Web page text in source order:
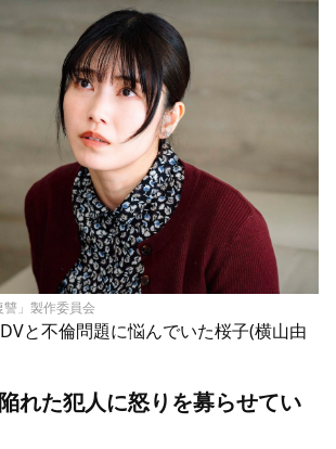
讐」製作委員会
と不倫問題に悩んでいた桜子(横山由
れた犯人に怒りを募らせてい